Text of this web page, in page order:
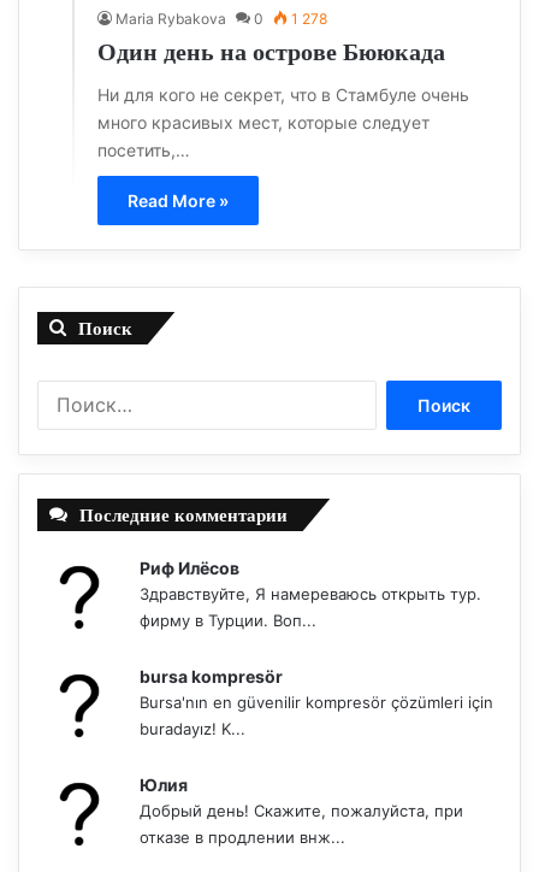
Maria Rybakova 0 1 278
Один день на острове Бююкада
Ни для кого не секрет, что в Стамбуле очень
много красивых мест, которые следует
посетить,…
Read More »
Поиск
Последние комментарии
Риф Илёсов
Здравствуйте, Я намереваюсь открыть тур.
фирму в Турции. Воп...
bursa kompresör
Bursa'nın en güvenilir kompresör çözümleri için
buradayız! K...
Юлия
Добрый день! Скажите, пожалуйста, при
отказе в продлении внж...